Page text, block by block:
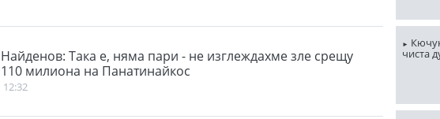
Найденов: Така е, няма пари - не изглеждахме зле срещу
110 милиона на Панатинайкос
12:32
чиста